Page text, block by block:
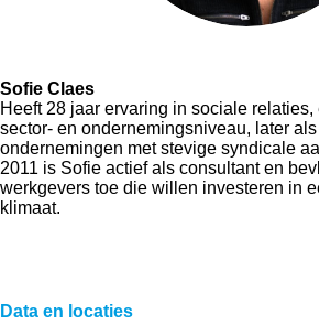
Sofie Claes
Heeft 28 jaar ervaring in sociale
sector- en ondernemingsniveau, later
ondernemingen met stevige syndicale
2011 is Sofie actief als consultant en
werkgevers toe die willen investeren in
klimaat.
Data en locaties